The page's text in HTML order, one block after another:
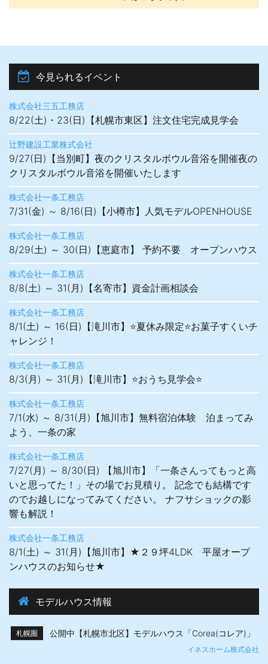
今見られるイベント
株式会社三五工務店
8/22(土)・23(日)【札幌市東区】注文住宅完成見学会
辻野建設工業株式会社
9/27(日)【当別町】夜のクリスタルボウル音浴を開催夜の
クリスタルボウル音浴を開催いたします
株式会社一条工務店
7/31(金) ～ 8/16(日)【小樽市】人気モデルOPENHOUSE
株式会社一条工務店
8/29(土) ～ 30(日)【恵庭市】 予約不要 オープンハウス
株式会社一条工務店
8/8(土) ～ 31(月)【名寄市】資金計画相談会
株式会社一条工務店
8/1(土) ～ 16(日)【滝川市】⭐夏休み限定⭐お菓子すくいチ
ャレンジ！
株式会社一条工務店
8/3(月) ～ 31(月)【滝川市】⭐おうち見学会⭐
株式会社一条工務店
7/1(水) ～ 8/31(月)【旭川市】無料宿泊体験 泊まってみ
よう、一条の家
株式会社一条工務店
7/27(月) ～ 8/30(日) 【旭川市】「一条さんってもっと高
いと思ってた！」その場でお見積り。 記念でも結構です
のでお越しになってみてください。 ナフサショックの影
響も解説！
株式会社一条工務店
8/1(土) ～ 31(月)【旭川市】★２９坪4LDK 平屋オープ
ンハウスのお知らせ★
モデルハウス情報
札幌圏 公開中【札幌市北区】モデルハウス「Corea(コレア)」
イネスホーム株式会社